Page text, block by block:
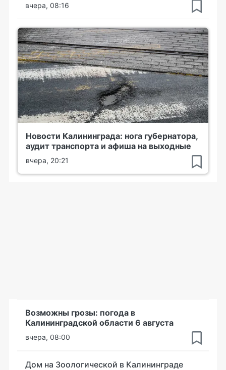
вчера, 08:16
Новости Калининграда: нога губернатора,
аудит транспорта и афиша на выходные
вчера, 20:21
Возможны грозы: погода в
Калининградской области 6 августа
вчера, 08:00
Дом на Зоологической в Калининграде